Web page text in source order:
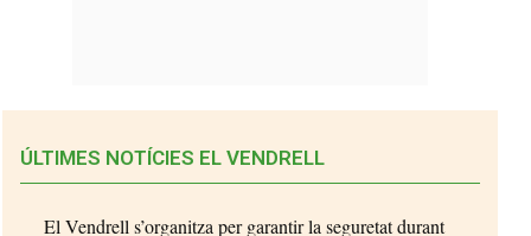
ÚLTIMES NOTÍCIES EL VENDRELL
El Vendrell s’organitza per garantir la seguretat durant